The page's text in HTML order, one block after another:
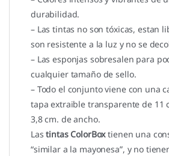
durabilidad.
– Las tintas no son tóxicas, estan
son resistente a la luz y no se
– Las esponjas sobresalen para
cualquier tamaño de sello.
– Todo el conjunto viene con una
tapa extraible transparente de 11
3,8 cm. de ancho.
Lastintas ColorBoxtienen una
“similar a la mayonesa”, y no